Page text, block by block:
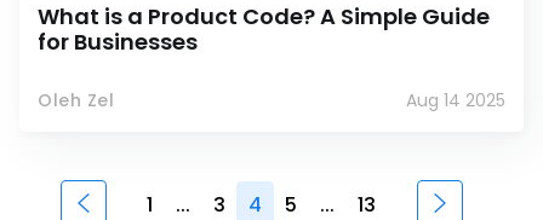
What is a Product Code? A Simple Guide
for Businesses
Oleh Zel Aug 14 2025
1 ... 3 4 5 ... 13